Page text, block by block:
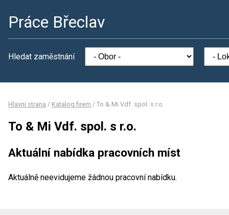
Práce Břeclav
Hledat zaměstnání
Hlavní strana / Katalog firem / To & Mi Vdf. spol. s r.o.
To & Mi Vdf. spol. s r.o.
Aktuální nabídka pracovních míst
Aktuálně neevidujeme žádnou pracovní nabídku.